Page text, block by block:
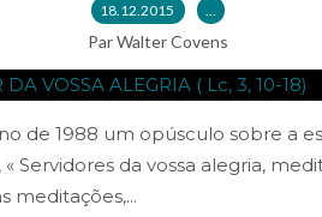
18.12.2015 …
Par Walter Covens
de 1988 um opúsculo sobre a
Servidores da vossa alegria,
meditações,...